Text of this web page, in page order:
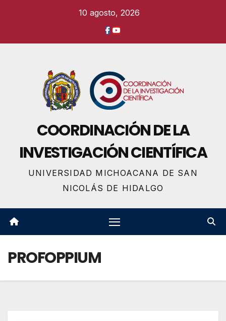
10 agosto, 2026
COORDINACIÓN DE LA
INVESTIGACIÓN CIENTÍFICA
UNIVERSIDAD MICHOACANA DE SAN
NICOLÁS DE HIDALGO
PROFOPPIUM